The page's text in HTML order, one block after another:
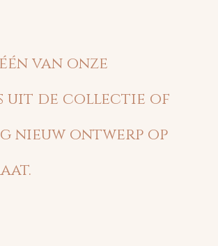
van onze
uit de collectie of
nieuw ontwerp op